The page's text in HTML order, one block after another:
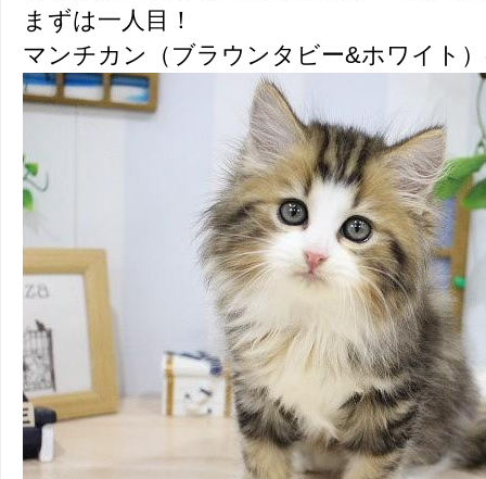
まずは一人目！
マンチカン（ブラウンタビー&ホワイト